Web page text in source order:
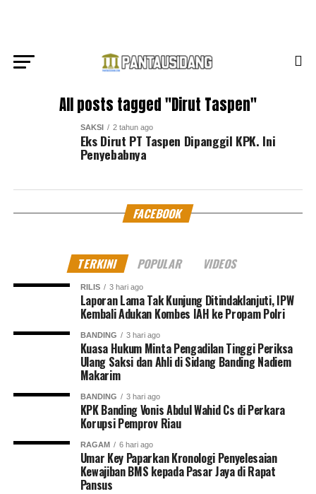
All posts tagged "Dirut Taspen"
SAKSI 2 tahun ago
Eks Dirut PT Taspen Dipanggil KPK. Ini
Penyebabnya
FACEBOOK
TERKINI POPULAR VIDEOS
RILIS 3 hari ago
Laporan Lama Tak Kunjung Ditindaklanjuti, IPW
Kembali Adukan Kombes IAH ke Propam Polri
BANDING 3 hari ago
Kuasa Hukum Minta Pengadilan Tinggi Periksa
Ulang Saksi dan Ahli di Sidang Banding Nadiem
Makarim
BANDING 3 hari ago
KPK Banding Vonis Abdul Wahid Cs di Perkara
Korupsi Pemprov Riau
RAGAM 6 hari ago
Umar Key Paparkan Kronologi Penyelesaian
Kewajiban BMS kepada Pasar Jaya di Rapat
Pansus